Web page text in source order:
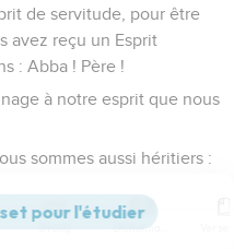
de servitude, pour être
avez reçu un Esprit
: Abba ! Père !
à notre esprit que nous
sommes aussi héritiers :
glorifiés avec lui.
Strong